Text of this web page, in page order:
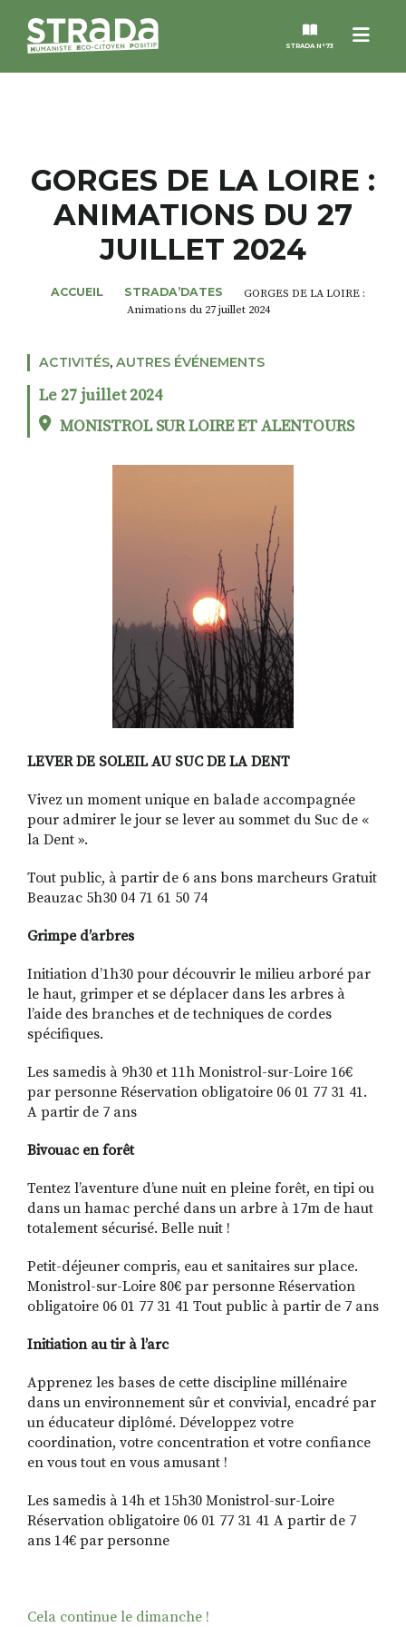
Menu
STRADA N°73
MAGAZINES
NOS THÈMES
ROSÉE DE MAI
LINKEDINYOUTUBE
GORGES DE LA LOIRE :
ANIMATIONS DU 27
JUILLET 2024
ACCUEIL STRADA’DATES
GORGES DE LA LOIRE :
Animations du 27 juillet 2024
ACTIVITÉS, AUTRES ÉVÉNEMENTS
Le 27 juillet 2024
MONISTROL SUR LOIRE ET ALENTOURS
LEVER DE SOLEIL AU SUC DE LA DENT
Vivez un moment unique en balade accompagnée
pour admirer le jour se lever au sommet du Suc de «
la Dent ».
Tout public, à partir de 6 ans bons marcheurs Gratuit
Beauzac 5h30 04 71 61 50 74
Grimpe d’arbres
Initiation d’1h30 pour découvrir le milieu arboré par
le haut, grimper et se déplacer dans les arbres à
l’aide des branches et de techniques de cordes
spécifiques.
Les samedis à 9h30 et 11h Monistrol-sur-Loire 16€
par personne Réservation obligatoire 06 01 77 31 41.
A partir de 7 ans
Bivouac en forêt
Tentez l’aventure d’une nuit en pleine forêt, en tipi ou
dans un hamac perché dans un arbre à 17m de haut
totalement sécurisé. Belle nuit !
Petit-déjeuner compris, eau et sanitaires sur place.
Monistrol-sur-Loire 80€ par personne Réservation
obligatoire 06 01 77 31 41 Tout public à partir de 7 ans
Initiation au tir à l’arc
Apprenez les bases de cette discipline millénaire
dans un environnement sûr et convivial, encadré par
un éducateur diplômé. Développez votre
coordination, votre concentration et votre confiance
en vous tout en vous amusant !
Les samedis à 14h et 15h30 Monistrol-sur-Loire
Réservation obligatoire 06 01 77 31 41 A partir de 7
ans 14€ par personne
Cela continue le dimanche !